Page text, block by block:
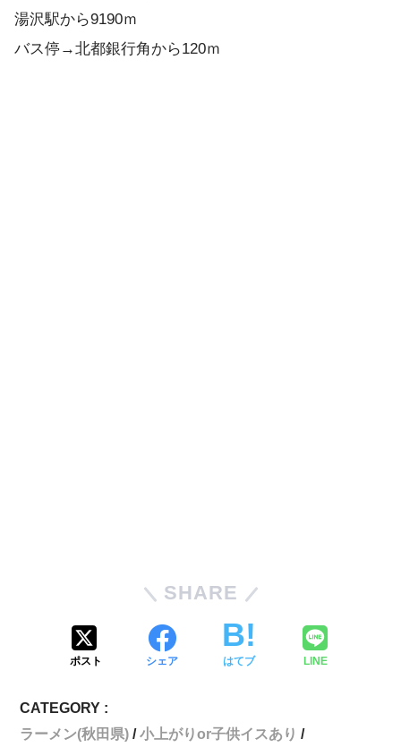
湯沢駅から9190ｍ
バス停→北都銀行角から120ｍ
SHARE
ポスト シェア はてブ LINE
CATEGORY :
ラーメン(秋田県)
小上がりor子供イスあり